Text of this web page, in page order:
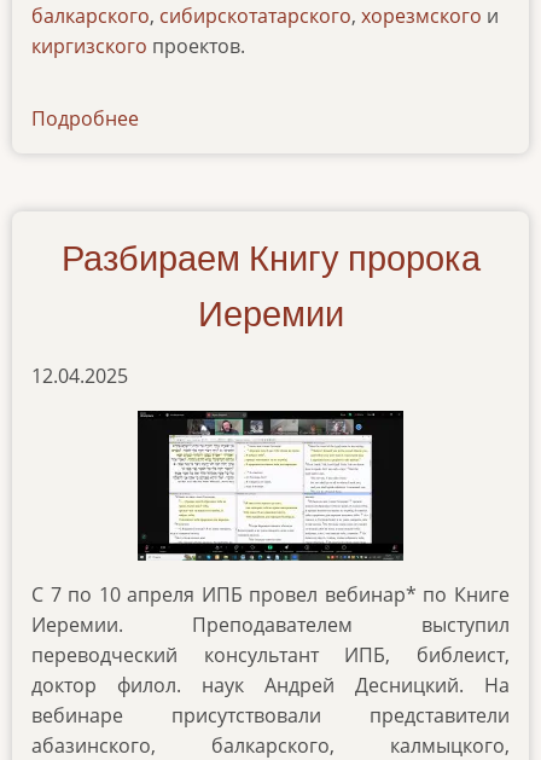
балкарского, сибирскотатарского, хорезмского и
киргизского проектов.
Подробнее
pritcham
Разбираем Книгу пророка
Иеремии
12.04.2025
С 7 по 10 апреля ИПБ провел вебинар* по Книге
Иеремии. Преподавателем выступил
переводческий консультант ИПБ, библеист,
доктор филол. наук Андрей Десницкий. На
вебинаре присутствовали представители
абазинского, балкарского, калмыцкого,